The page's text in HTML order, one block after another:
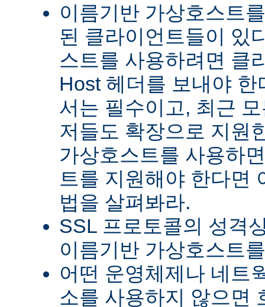
이름기반 가상호스트
된 클라이언트들이 있
스트를 사용하려면 클
Host 헤더를 보내야
서는 필수이고, 최근
저들도 확장으로 지원
가상호스트를 사용하
트를 지원해야 한다면
법을 살펴봐라.
SSL 프로토콜의 성격
이름기반 가상호스트
어떤 운영체제나 네트
소를 사용하지 않으면